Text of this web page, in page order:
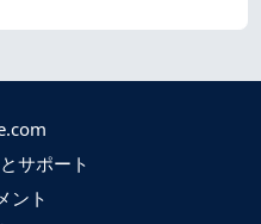
サポート
ント